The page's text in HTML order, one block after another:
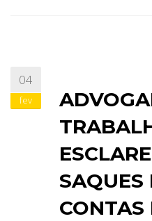
04
fev
SAQUES